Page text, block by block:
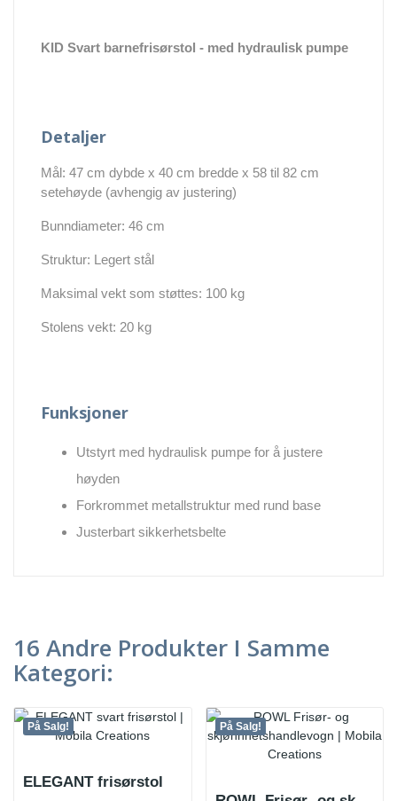
KID Svart barnefrisørstol - med hydraulisk pumpe
Detaljer
Mål: 47 cm dybde x 40 cm bredde x 58 til 82 cm
setehøyde (avhengig av justering)
Bunndiameter: 46 cm
Struktur: Legert stål
Maksimal vekt som støttes: 100 kg
Stolens vekt: 20 kg
Funksjoner
Utstyrt med hydraulisk pumpe for å justere
høyden
Forkrommet metallstruktur med rund base
Justerbart sikkerhetsbelte
16 Andre Produkter I Samme
Kategori:
På Salg!
ELEGANT frisørstol
På Salg!